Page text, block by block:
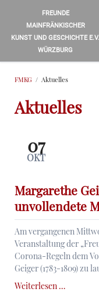
FREUNDE
MAINFRÄNKISCHER
KUNST UND GESCHICHTE E.V.
WÜRZBURG
FMKG Aktuelles
Aktuelles
07
OKT
Margarethe
unvollendete
Am vergangenen
Veranstaltung der
Corona-Regeln dem
Geiger (1783-1809) zu
Weiterlesen …